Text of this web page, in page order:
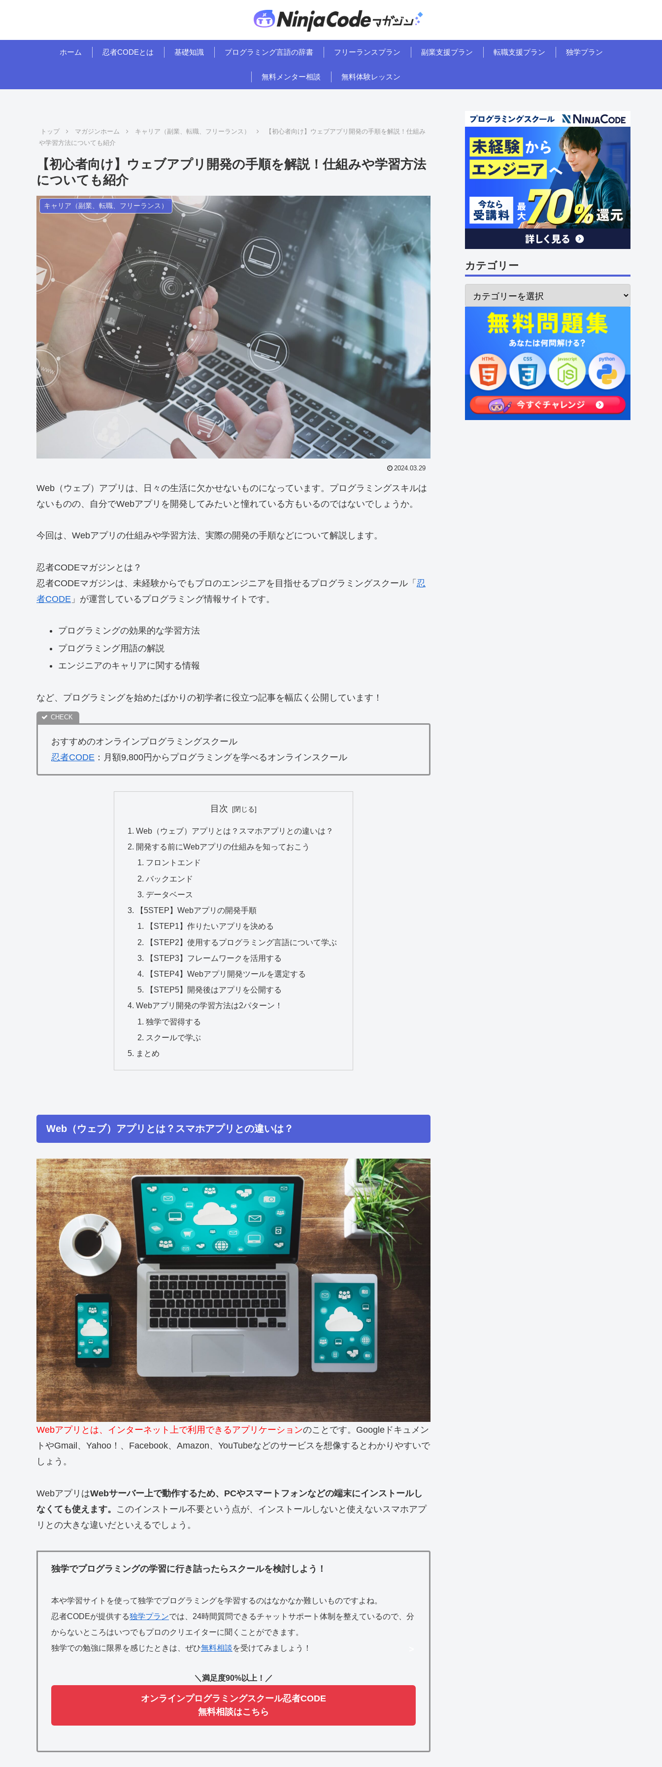
ホーム 忍者CODEとは 基礎知識 プログラミング言語の辞書 フリーランスプラン 副業支援プラン 転職支援プラン 独学プラン
無料メンター相談 無料体験レッスン
トップ マガジンホーム キャリア（副業、転職、フリーランス）
【初心者向け】ウェブアプリ開発の手順を解説！仕組み
や学習方法についても紹介
【初心者向け】ウェブアプリ開発の手順を解説！仕組みや学習方法
についても紹介
キャリア（副業、転職、フリーランス）
2024.03.29
Web（ウェブ）アプリは、日々の生活に欠かせないものになっています。プログラミングスキルは
ないものの、自分でWebアプリを開発してみたいと憧れている方もいるのではないでしょうか。
今回は、Webアプリの仕組みや学習方法、実際の開発の手順などについて解説します。
忍者CODEマガジンとは？
忍者CODEマガジンは、 未経験からでもプロのエンジニアを目指せるプログラミングスクール「 忍
者CODE 」が運営しているプログラミング情報サイトです。
プログラミングの効果的な学習方法
プログラミング用語の解説
エンジニアのキャリアに関する情報
など、プログラミングを始めたばかりの初学者に役立つ記事を幅広く公開しています！
おすすめのオンラインプログラミングスクール
忍者CODE ：月額9,800円からプログラミングを学べるオンラインスクール
目次
Web（ウェブ）アプリとは？スマホアプリとの違いは？
開発する前にWebアプリの仕組みを知っておこう
フロントエンド
バックエンド
データベース
【5STEP】Webアプリの開発手順
【STEP1】作りたいアプリを決める
【STEP2】使用するプログラミング言語について学ぶ
【STEP3】フレームワークを活用する
【STEP4】Webアプリ開発ツールを選定する
【STEP5】開発後はアプリを公開する
Webアプリ開発の学習方法は2パターン！
独学で習得する
スクールで学ぶ
まとめ
Web（ウェブ）アプリとは？スマホアプリとの違いは？
Webアプリとは、インターネット上で利用できるアプリケーションのことです。Googleドキュメン
トやGmail、Yahoo！、Facebook、Amazon、YouTubeなどのサービスを想像するとわかりやすいで
しょう。
WebアプリはWebサーバー上で動作するため、PCやスマートフォンなどの端末にインストールし
なくても使えます。 このインストール不要という点が、インストールしないと使えないスマホアプ
リとの大きな違いだといえるでしょう。
独学でプログラミングの学習に行き詰ったらスクールを検討しよう！
本や学習サイトを使って独学でプログラミングを学習するのはなかなか難しいものですよね。
忍者CODEが提供する独学プランでは、24時間質問できるチャットサポート体制を整えているので、分
からないところはいつでもプロのクリエイターに聞くことができます。
独学での勉強に限界を感じたときは、ぜひ無料相談を受けてみましょう！
＼満足度90%以上！／
オンラインプログラミングスクール忍者CODE
無料相談はこちら
カテゴリー